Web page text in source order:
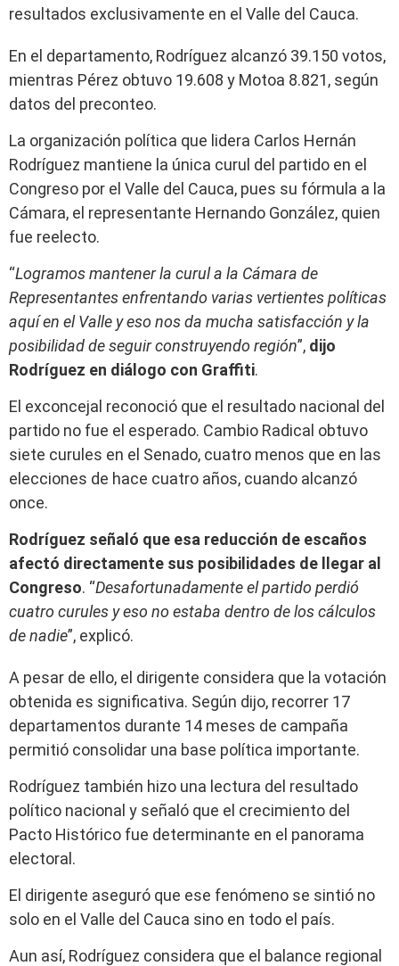
resultados exclusivamente en el Valle del Cauca.
En el departamento, Rodríguez alcanzó 39.150 votos,
mientras Pérez obtuvo 19.608 y Motoa 8.821, según
datos del preconteo.
La organización política que lidera Carlos Hernán
Rodríguez mantiene la única curul del partido en el
Congreso por el Valle del Cauca, pues su fórmula a la
Cámara, el representante Hernando González, quien
fue reelecto.
“Logramos mantener la curul a la Cámara de
Representantes enfrentando varias vertientes políticas
aquí en el Valle y eso nos da mucha satisfacción y la
posibilidad de seguir construyendo región”, dijo
Rodríguez en diálogo con Graffiti.
El exconcejal reconoció que el resultado nacional del
partido no fue el esperado. Cambio Radical obtuvo
siete curules en el Senado, cuatro menos que en las
elecciones de hace cuatro años, cuando alcanzó
once.
Rodríguez señaló que esa reducción de escaños
afectó directamente sus posibilidades de llegar al
Congreso. “Desafortunadamente el partido perdió
cuatro curules y eso no estaba dentro de los cálculos
de nadie”, explicó.
A pesar de ello, el dirigente considera que la votación
obtenida es significativa. Según dijo, recorrer 17
departamentos durante 14 meses de campaña
permitió consolidar una base política importante.
Rodríguez también hizo una lectura del resultado
político nacional y señaló que el crecimiento del
Pacto Histórico fue determinante en el panorama
electoral.
El dirigente aseguró que ese fenómeno se sintió no
solo en el Valle del Cauca sino en todo el país.
Aun así, Rodríguez considera que el balance regional